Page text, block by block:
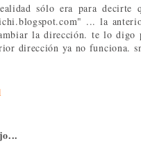
sólo era para
... la
la dirección. te lo digo
dirección ya no funciona.